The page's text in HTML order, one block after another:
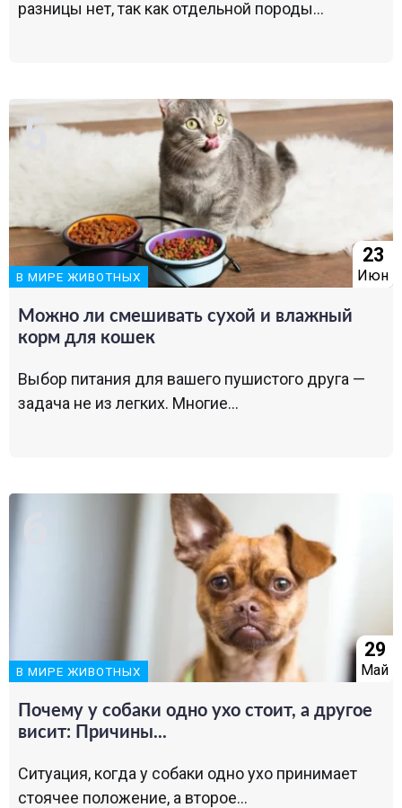
разницы нет, так как отдельной породы...
В МИРЕ ЖИВОТНЫХ
23
Июн
Можно ли смешивать сухой и влажный
корм для кошек
Выбор питания для вашего пушистого друга —
задача не из легких. Многие...
В МИРЕ ЖИВОТНЫХ
29
Май
Почему у собаки одно ухо стоит, а другое
висит: Причины...
Ситуация, когда у собаки одно ухо принимает
стоячее положение, а второе...